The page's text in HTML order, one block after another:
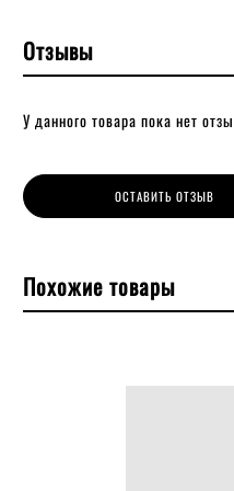
Отзывы
У данного товара пока нет
ОСТАВИТЬ ОТЗЫВ
Похожие товары